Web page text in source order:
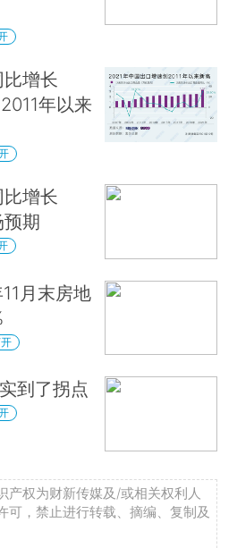
增长
年以来
增长
预期
月末房地
到了拐点
产权为财新传媒及/或相关权利人
可，禁止进行转载、摘编、复制及